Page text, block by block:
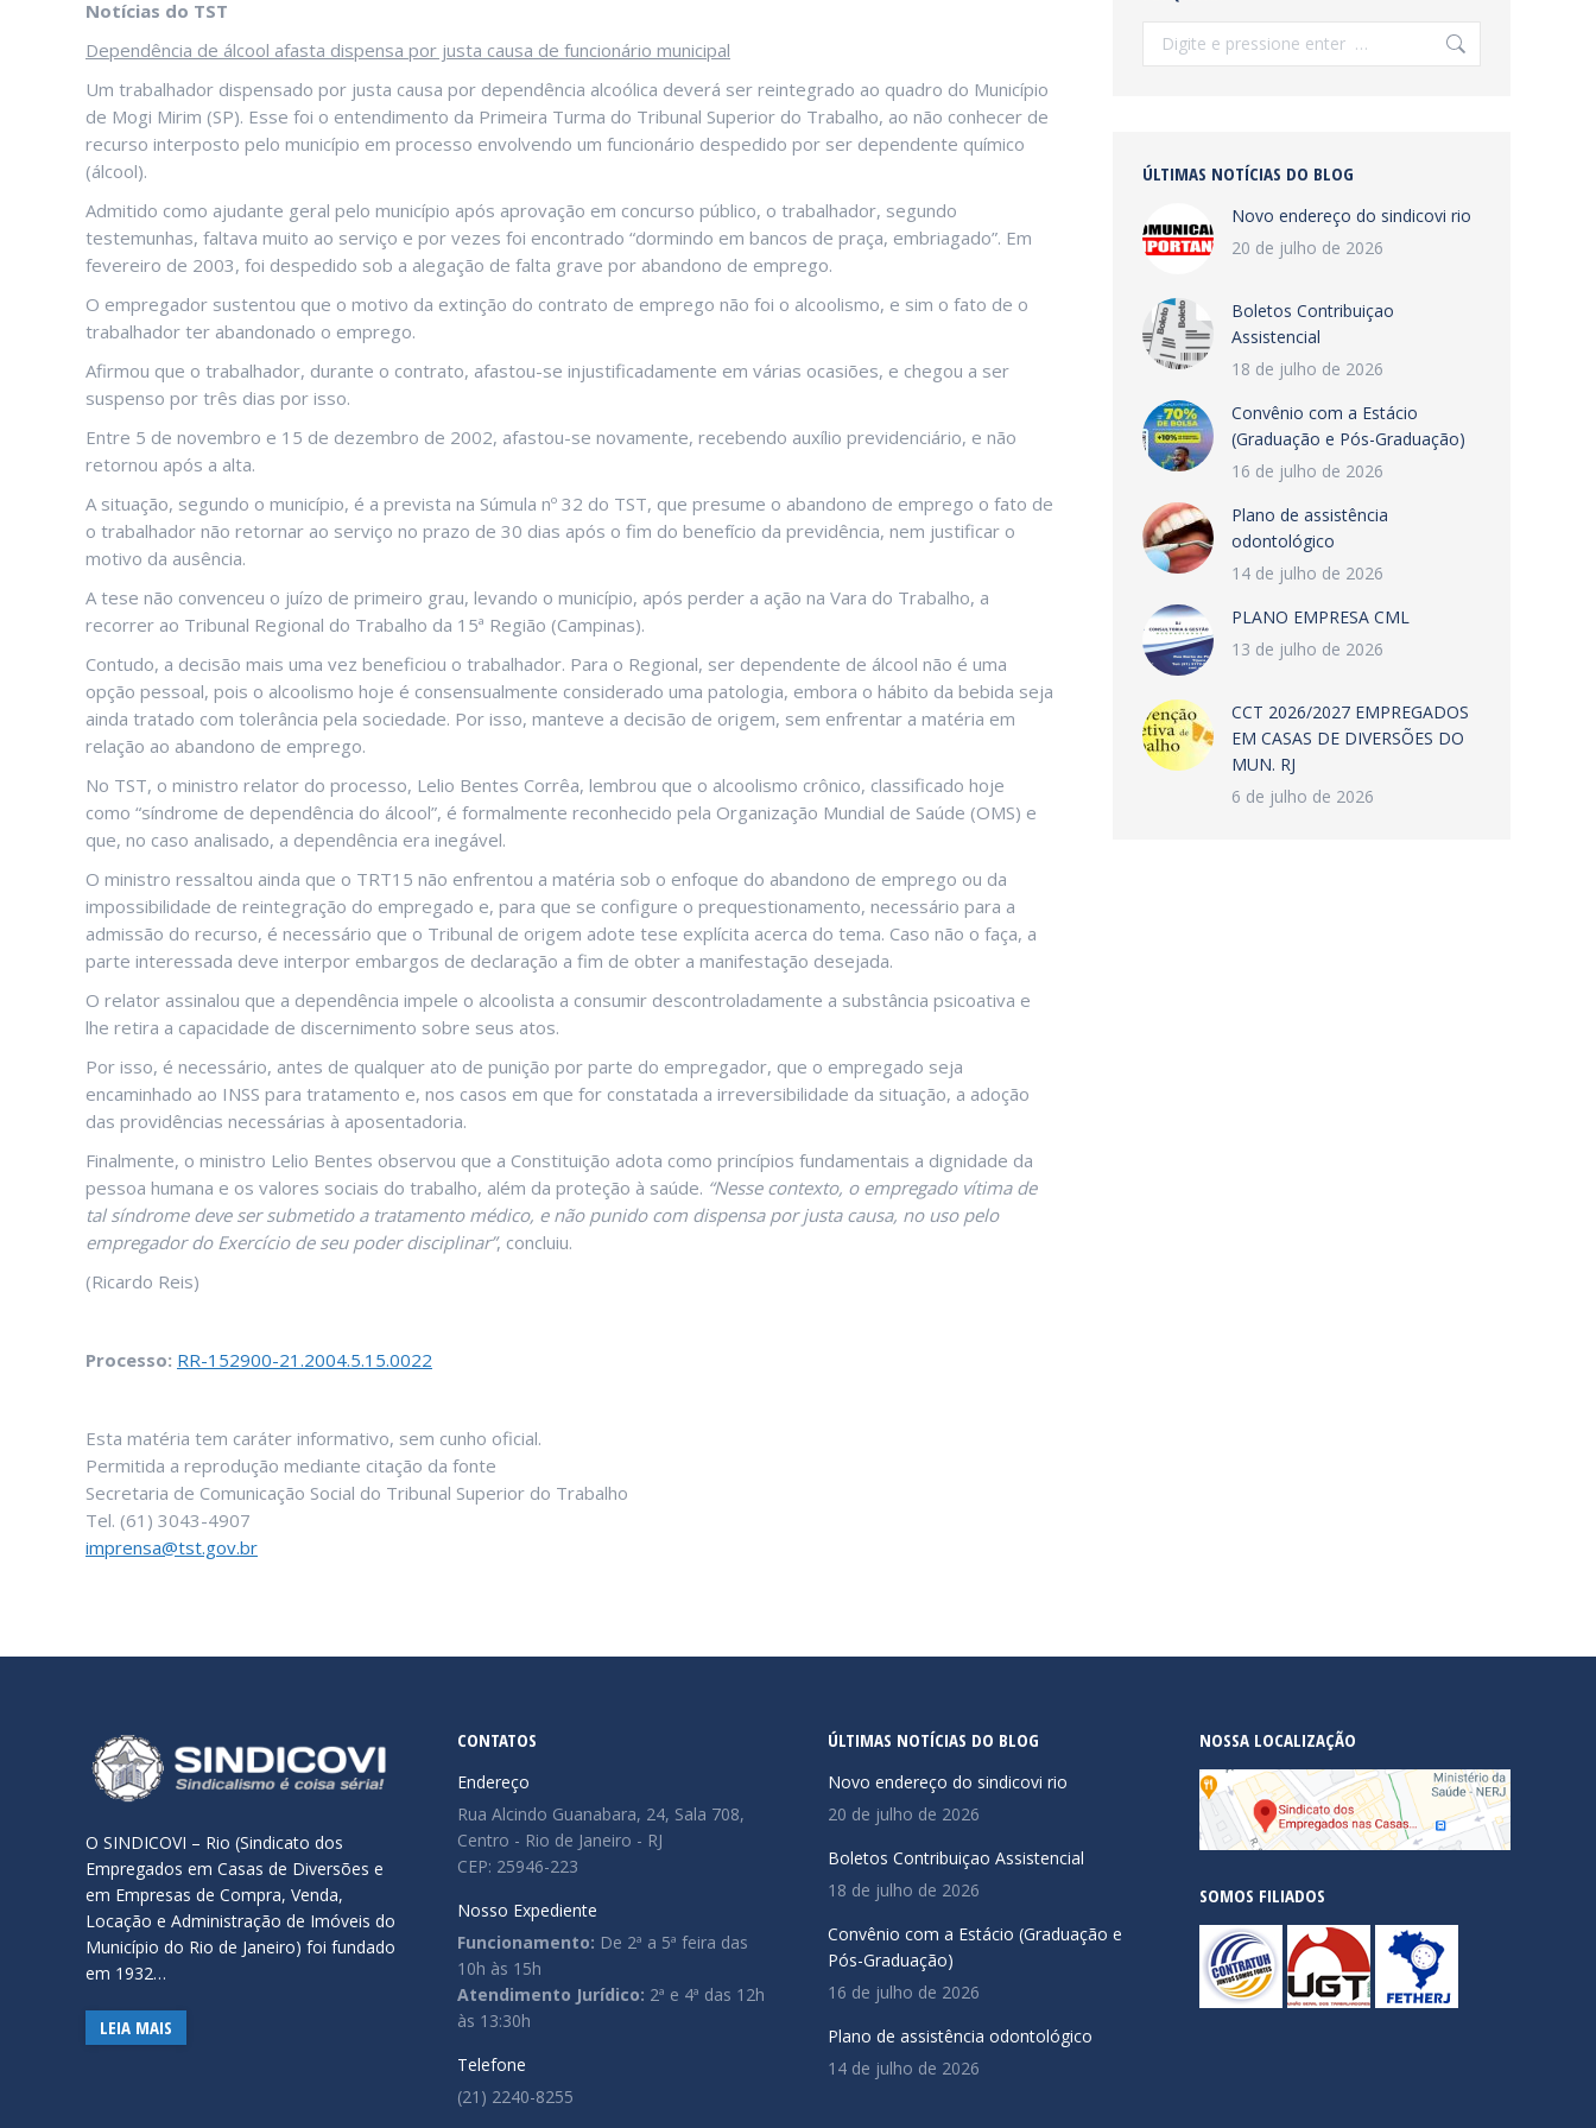
Notícias do TST
Dependência de álcool afasta dispensa por justa causa de funcionário municipal
Um trabalhador dispensado por justa causa por dependência alcoólica deverá ser reintegrado ao quadro do Município
de Mogi Mirim (SP). Esse foi o entendimento da Primeira Turma do Tribunal Superior do Trabalho, ao não conhecer de
recurso interposto pelo município em processo envolvendo um funcionário despedido por ser dependente químico
(álcool).
Admitido como ajudante geral pelo município após aprovação em concurso público, o trabalhador, segundo
testemunhas, faltava muito ao serviço e por vezes foi encontrado “dormindo em bancos de praça, embriagado”. Em
fevereiro de 2003, foi despedido sob a alegação de falta grave por abandono de emprego.
O empregador sustentou que o motivo da extinção do contrato de emprego não foi o alcoolismo, e sim o fato de o
trabalhador ter abandonado o emprego.
Afirmou que o trabalhador, durante o contrato, afastou-se injustificadamente em várias ocasiões, e chegou a ser
suspenso por três dias por isso.
Entre 5 de novembro e 15 de dezembro de 2002, afastou-se novamente, recebendo auxílio previdenciário, e não
retornou após a alta.
A situação, segundo o município, é a prevista na Súmula nº 32 do TST, que presume o abandono de emprego o fato de
o trabalhador não retornar ao serviço no prazo de 30 dias após o fim do benefício da previdência, nem justificar o
motivo da ausência.
A tese não convenceu o juízo de primeiro grau, levando o município, após perder a ação na Vara do Trabalho, a
recorrer ao Tribunal Regional do Trabalho da 15ª Região (Campinas).
Contudo, a decisão mais uma vez beneficiou o trabalhador. Para o Regional, ser dependente de álcool não é uma
opção pessoal, pois o alcoolismo hoje é consensualmente considerado uma patologia, embora o hábito da bebida seja
ainda tratado com tolerância pela sociedade. Por isso, manteve a decisão de origem, sem enfrentar a matéria em
relação ao abandono de emprego.
No TST, o ministro relator do processo, Lelio Bentes Corrêa, lembrou que o alcoolismo crônico, classificado hoje
como “síndrome de dependência do álcool”, é formalmente reconhecido pela Organização Mundial de Saúde (OMS) e
que, no caso analisado, a dependência era inegável.
O ministro ressaltou ainda que o TRT15 não enfrentou a matéria sob o enfoque do abandono de emprego ou da
impossibilidade de reintegração do empregado e, para que se configure o prequestionamento, necessário para a
admissão do recurso, é necessário que o Tribunal de origem adote tese explícita acerca do tema. Caso não o faça, a
parte interessada deve interpor embargos de declaração a fim de obter a manifestação desejada.
O relator assinalou que a dependência impele o alcoolista a consumir descontroladamente a substância psicoativa e
lhe retira a capacidade de discernimento sobre seus atos.
Por isso, é necessário, antes de qualquer ato de punição por parte do empregador, que o empregado seja
encaminhado ao INSS para tratamento e, nos casos em que for constatada a irreversibilidade da situação, a adoção
das providências necessárias à aposentadoria.
Finalmente, o ministro Lelio Bentes observou que a Constituição adota como princípios fundamentais a dignidade da
pessoa humana e os valores sociais do trabalho, além da proteção à saúde. “Nesse contexto, o empregado vítima de
tal síndrome deve ser submetido a tratamento médico, e não punido com dispensa por justa causa, no uso pelo
empregador do Exercício de seu poder disciplinar”, concluiu.
(Ricardo Reis)
Processo: RR-152900-21.2004.5.15.0022
Esta matéria tem caráter informativo, sem cunho oficial.
Permitida a reprodução mediante citação da fonte
Secretaria de Comunicação Social do Tribunal Superior do Trabalho
Tel. (61) 3043-4907
imprensa@tst.gov.br
Search:
ÚLTIMAS NOTÍCIAS DO BLOG
Novo endereço do sindicovi rio
20 de julho de 2026
Boletos Contribuiçao
Assistencial
18 de julho de 2026
Convênio com a Estácio
(Graduação e Pós-Graduação)
16 de julho de 2026
Plano de assistência
odontológico
14 de julho de 2026
PLANO EMPRESA CML
13 de julho de 2026
CCT 2026/2027 EMPREGADOS
EM CASAS DE DIVERSÕES DO
MUN. RJ
6 de julho de 2026
O SINDICOVI – Rio (Sindicato dos
Empregados em Casas de Diversões e
em Empresas de Compra, Venda,
Locação e Administração de Imóveis do
Município do Rio de Janeiro) foi fundado
em 1932…
LEIA MAIS
CONTATOS
Endereço
Rua Alcindo Guanabara, 24, Sala 708,
Centro - Rio de Janeiro - RJ
CEP: 25946-223
Nosso Expediente
Funcionamento: De 2ª a 5ª feira das
10h às 15h
Atendimento Jurídico: 2ª e 4ª das 12h
às 13:30h
Telefone
(21) 2240-8255
ÚLTIMAS NOTÍCIAS DO BLOG
Novo endereço do sindicovi rio
20 de julho de 2026
Boletos Contribuiçao Assistencial
18 de julho de 2026
Convênio com a Estácio (Graduação e
Pós-Graduação)
16 de julho de 2026
Plano de assistência odontológico
14 de julho de 2026
NOSSA LOCALIZAÇÃO
SOMOS FILIADOS